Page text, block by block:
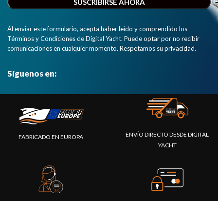
Al enviar este formulario, acepta haber leído y comprendido los
Términos y Condiciones de Digital Yacht. Puede optar por no recibir
comunicaciones en cualquier momento. Respetamos su privacidad.
Síguenos en:
FABRICADO EN EUROPA
ENVÍO DIRECTO DESDE DIGITAL
YACHT